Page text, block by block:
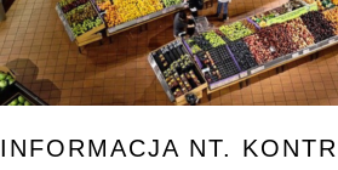
INFORMACJA NT.